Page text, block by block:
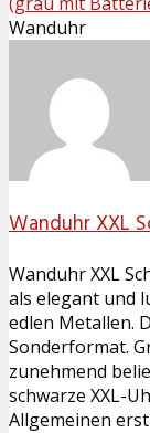
Wanduhr
Wanduhr XXL
Wanduhr XXL
als elegant und
edlen Metallen.
Sonderformat.
zunehmend
schwarze XXL-
Allgemeinen